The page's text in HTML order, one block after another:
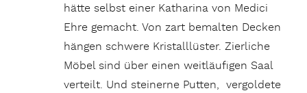
hätte selbst einer Katharina von Medici
Ehre gemacht. Von zart bemalten Decken
hängen schwere Kristalllüster. Zierliche
Möbel sind über einen weitläufigen Saal
verteilt. Und steinerne Putten, vergoldete